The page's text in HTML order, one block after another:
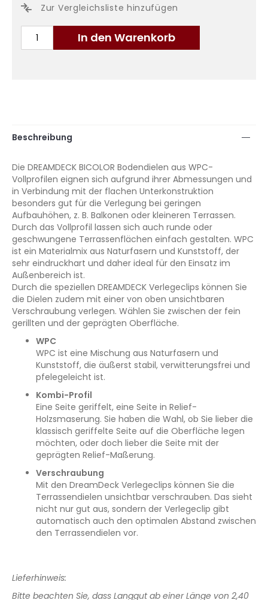
In den Warenkorb
Zur Vergleichsliste hinzufügen
Beschreibung
Die DREAMDECK BICOLOR Bodendielen aus WPC-
Vollprofilen eignen sich aufgrund ihrer Abmessungen und
in Verbindung mit der flachen Unterkonstruktion
besonders gut für die Verlegung bei geringen
Aufbauhöhen, z. B. Balkonen oder kleineren Terrassen.
Durch das Vollprofil lassen sich auch runde oder
geschwungene Terrassenflächen einfach gestalten. WPC
ist ein Materialmix aus Naturfasern und Kunststoff, der
sehr eindruckhart und daher ideal für den Einsatz im
Außenbereich ist.
Durch die speziellen DREAMDECK Verlegeclips können Sie
die Dielen zudem mit einer von oben unsichtbaren
Verschraubung verlegen. Wählen Sie zwischen der fein
gerillten und der geprägten Oberfläche.
WPC
WPC ist eine Mischung aus Naturfasern und
Kunststoff, die äußerst stabil, verwitterungsfrei und
pfelegeleicht ist.
Kombi-Profil
Eine Seite geriffelt, eine Seite in Relief-
Holzsmaserung. Sie haben die Wahl, ob Sie lieber die
klassisch geriffelte Seite auf die Oberfläche legen
möchten, oder doch lieber die Seite mit der
geprägten Relief-Maßerung.
Verschraubung
Mit den DreamDeck Verlegeclips können Sie die
Terrassendielen unsichtbar verschrauben. Das sieht
nicht nur gut aus, sondern der Verlegeclip gibt
automatisch auch den optimalen Abstand zwischen
den Terrassendielen vor.
Lieferhinweis:
Bitte beachten Sie, dass Langgut ab einer Länge von 2,40